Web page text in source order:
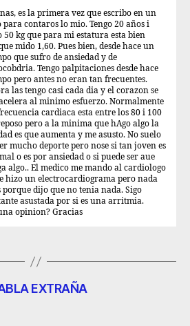
es la primera vez que escribo en un
para contaros lo mio. Tengo 20 años i
50 kg que para mi estatura esta bien
mido 1,60. Pues bien, desde hace un
que sufro de ansiedad y de
Tengo palpitaciones desde hace
pero antes no eran tan frecuentes.
las tengo casi cada dia y el corazon se
al minimo esfuerzo. Normalmente
cardiaca esta entre los 80 i 100
pero a la minima que hAgo algo la
es que aumenta y me asusto. No suelo
mucho deporte pero nose si tan joven es
o es por ansiedad o si puede ser aue
algo.. El medico me mando al cardiologo
hizo un electrocardiograma pero nada
porque dijo que no tenia nada. Sigo
asustada por si es una arritmia.
opinion? Gracias
EXTRAÑA